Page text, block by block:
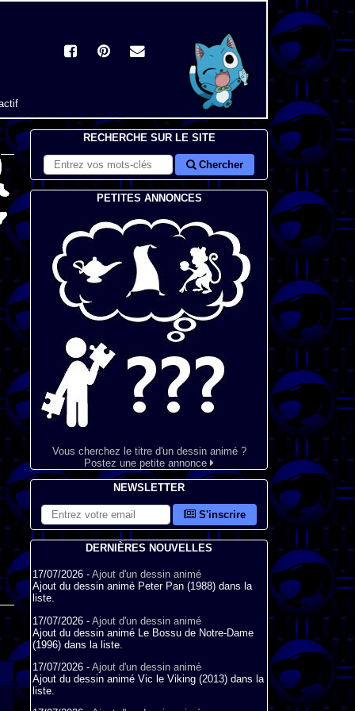
RECHERCHE SUR LE SITE
Chercher
PETITES ANNONCES
Vous cherchez le titre d'un dessin animé ?
Postez une petite annonce
NEWSLETTER
S'inscrire
DERNIÈRES NOUVELLES
17/07/2026 - Ajout d'un dessin animé
Ajout du dessin animé Peter Pan (1988) dans la
liste.
17/07/2026 - Ajout d'un dessin animé
Ajout du dessin animé Le Bossu de Notre-Dame
(1996) dans la liste.
17/07/2026 - Ajout d'un dessin animé
Ajout du dessin animé Vic le Viking (2013) dans la
liste.